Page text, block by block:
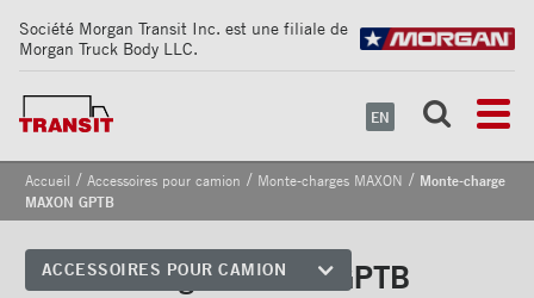
Société Morgan Transit Inc. est une filiale de
Morgan Truck Body LLC.
EN
Accueil / Accessoires pour camion / Monte-charges MAXON / Monte-charge
MAXON GPTB
ACCESSOIRES POUR CAMION
Monte-charge MAXON GPTB